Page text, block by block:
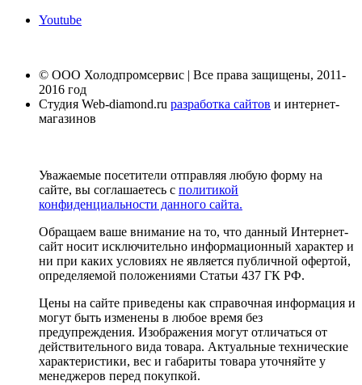
Youtube
© ООО Холодпромсервис | Все права защищены, 2011-
2016 год
Студия Web-diamond.ru разработка сайтов и интернет-
магазинов
Уважаемые посетители отправляя любую форму на
сайте, вы соглашаетесь с политикой
конфиденциальности данного сайта.
Обращаем ваше внимание на то, что данный Интернет-
сайт носит исключительно информационный характер и
ни при каких условиях не является публичной офертой,
определяемой положениями Статьи 437 ГК РФ.
Цены на сайте приведены как справочная информация и
могут быть изменены в любое время без
предупреждения. Изображения могут отличаться от
действительного вида товара. Актуальные технические
характеристики, вес и габариты товара уточняйте у
менеджеров перед покупкой.